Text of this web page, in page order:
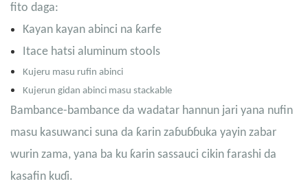
fito daga:
Kayan kayan abinci na ƙarfe
Itace hatsi aluminum stools
Kujeru masu rufin abinci
Kujerun gidan abinci masu stackable
Bambance-bambance da wadatar hannun jari yana nufin
masu kasuwanci suna da ƙarin zaɓuɓɓuka yayin zabar
wurin zama, yana ba ku ƙarin sassauci cikin farashi da
kasafin kuɗi.